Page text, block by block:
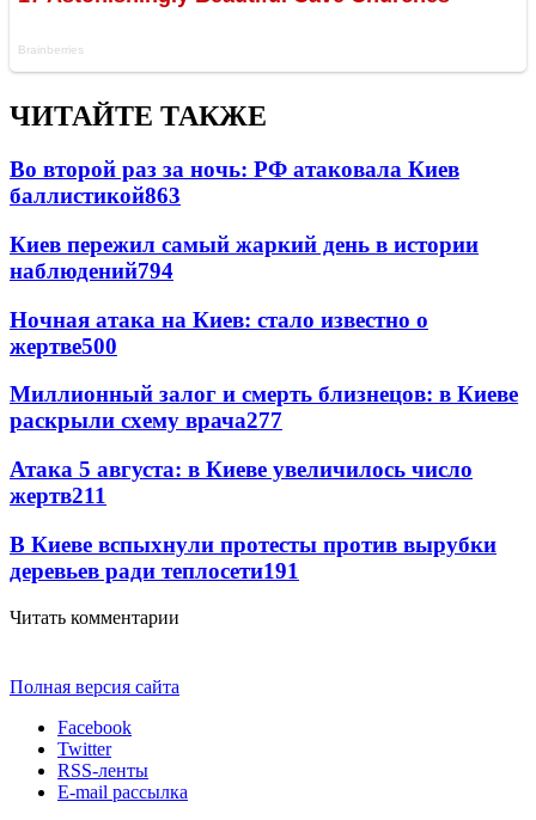
ЧИТАЙТЕ ТАКЖЕ
Во второй раз за ночь: РФ атаковала Киев
баллистикой863
Киев пережил самый жаркий день в истории
наблюдений794
Ночная атака на Киев: стало известно о
жертве500
Миллионный залог и смерть близнецов: в Киеве
раскрыли схему врача277
Атака 5 августа: в Киеве увеличилось число
жертв211
В Киеве вспыхнули протесты против вырубки
деревьев ради теплосети191
Читать комментарии
Полная версия сайта
Facebook
Twitter
RSS-ленты
E-mail рассылка